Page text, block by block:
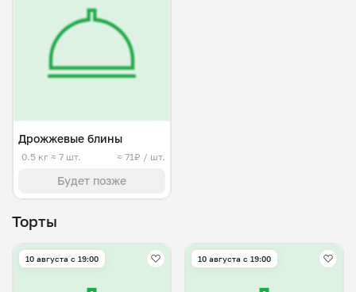
Дрожжевые блины
0.5 кг ≈ 7 шт. ≈ 71₽ / шт.
Будет позже
Торты
10 августа с 19:00 10 августа с 19:00